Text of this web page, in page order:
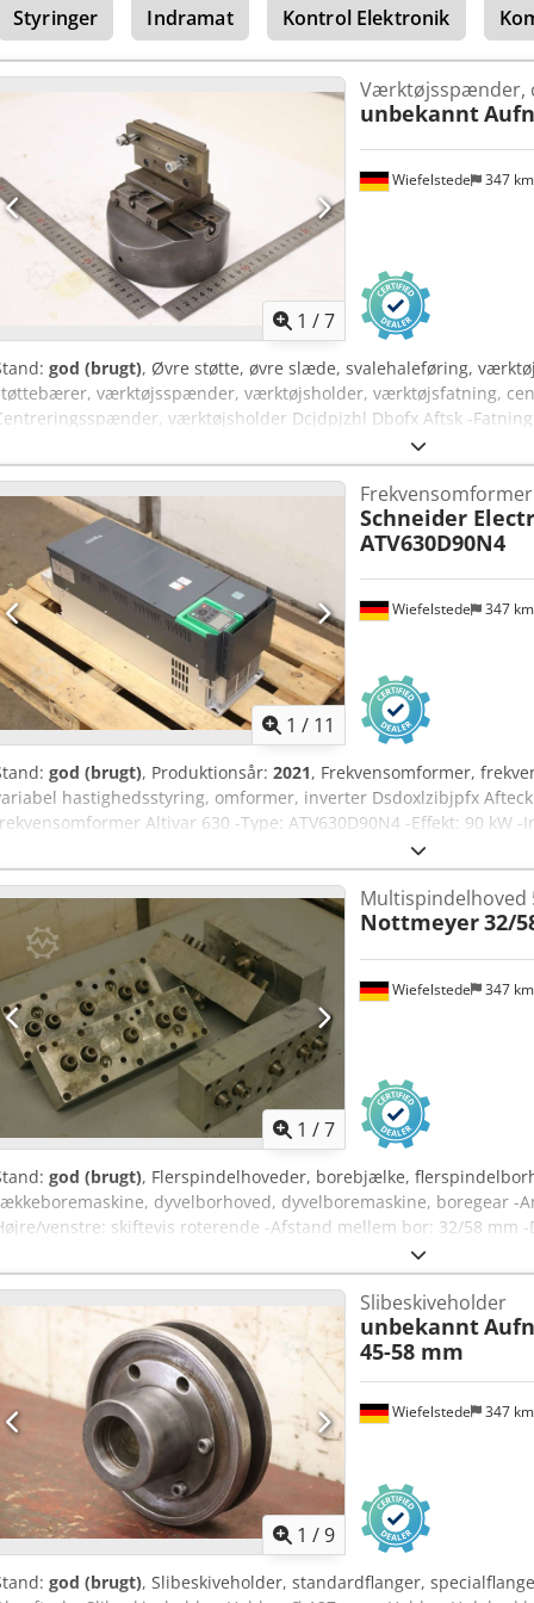
170 bar cylinder, holder til skovl og kost,
arbejdsplatform, rullepresenning med hurtiglukning,
baklygter, nedfældelig underridesbeskyttelse, døre delt 50/
med støvpose. Dedpfx Afozmzdbotock
Styringer
Indramat Kontrol Elektronik
1 /7
Wiefelstede 347
Værktøjsspænder,
unbekannt
god (brugt), Øvre støtte, øvre slæde, svalehaleføring,
værktøjsspænder, værktøjsholder, værktøjsfatning,
værktøjsholder Dcjdpjzhl Dbofx Aftsk -
1 / 11
Wiefelstede 347
Schneider
ATV630D90N4
god (brugt), Produktionsår: 2021, Frekvensomformer,
hastighedsstyring, omformer, inverter Dsdoxlzibjpfx
Altivar 630 -Type: ATV630D90N4 -Effekt: 90 kW -
380-480V / 0-500 Hz / 173 A -Antal: 1 stk.
800/290/325 mm -Vægt: 55 kg/stk.
1 /7
Wiefelstede 347
Multispindelhoved
Nottmeyer32/
god (brugt), Flerspindelhoveder, borebjælke,
dyvelborhoved, dyvelboremaskine, boregear -
venstre: skiftevis roterende -Afstand mellem bor: 32/58 mm
1 /9
Wiefelstede 347
Slibeskiveholder
unbekannt
45-58 mm
god (brugt), Slibeskiveholder, standardflanger,